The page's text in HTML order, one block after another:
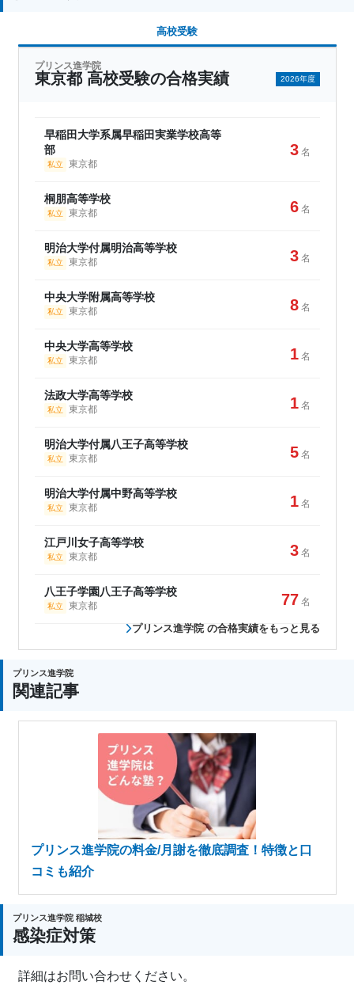
高校受験
プリンス進学院
東京都 高校受験の合格実績 2026年度
早稲田大学系属早稲田実業学校高等
部
私立 東京都
3 名
桐朋高等学校
私立 東京都 6 名
明治大学付属明治高等学校
私立 東京都 3 名
中央大学附属高等学校
私立 東京都 8 名
中央大学高等学校
私立 東京都 1 名
法政大学高等学校
私立 東京都 1 名
明治大学付属八王子高等学校
私立 東京都 5 名
明治大学付属中野高等学校
私立 東京都 1 名
江戸川女子高等学校
私立 東京都 3 名
八王子学園八王子高等学校
私立 東京都 77 名
プリンス進学院 の合格実績をもっと見る
プリンス進学院
関連記事
プリンス進学院の料金/月謝を徹底調査！特徴と口
コミも紹介
プリンス進学院 稲城校
感染症対策
詳細はお問い合わせください。